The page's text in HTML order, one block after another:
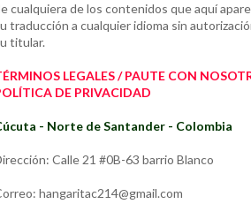
cualquiera de los contenidos que aquí
traducción a cualquier idioma sin
titular.
LEGALES / PAUTE CON
DE PRIVACIDAD
- Norte de Santander - Colombia
Calle 21 #0B-63 barrio Blanco
hangaritac214@gmail.com